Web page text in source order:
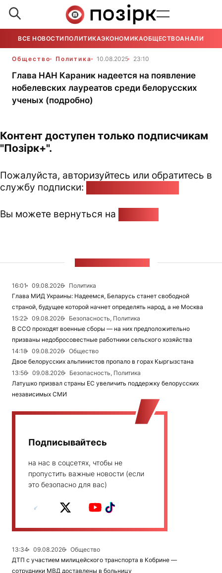
ВСЕ НОВОСТИ ПОЛИТИКАЭКОНОМИКАОБЩЕСТВОАНАЛИТИКА
Общество Политика 10.08.2025 23:10
Глава НАН Караник надеется на появление
нобелевских лауреатов среди белорусских
ученых (подробно)
Контент доступен только подписчикам
"Позірк+".
Пожалуйста, авторизуйтесь или обратитесь в
службу подписки:
Вы можете вернуться на
16:01 09.08.2026
Политика
Глава МИД Украины: Надеемся, Беларусь станет свободной
страной, будущее которой начнет определять народ, а не Москва
15:22
09.08.2026
Безопасность, Политика
В ССО проходят военные сборы — на них предположительно
призваны недобросовестные работники сельского хозяйства
14:18
09.08.2026
Общество
Двое белорусских альпинистов пропало в горах Кыргызстана
13:56
09.08.2026
Безопасность, Политика
Латушко призвал страны ЕС увеличить поддержку белорусских
независимых СМИ
Подписывайтесь
на нас в соцсетях, чтобы не
пропустить важные новости (если
это безопасно для вас)
13:34 09.08.2026
Общество
ДТП с участием милицейского транспорта в Кобрине —
сотрудники МВД доставлены в больницу